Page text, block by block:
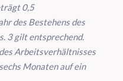
0,5
des Bestehens des
3 gilt entsprechend.
Arbeitsverhältnisses
Monaten auf ein